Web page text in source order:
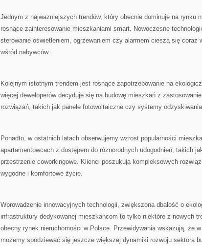
Jednym z najważniejszych trendów, który obecnie ⁤dominuje na rynku
rosnące⁢ zainteresowanie ‌mieszkaniami smart. Nowoczesne
sterowanie oświetleniem, ogrzewaniem czy alarmem cieszą się coraz
wśród nabywców.
Kolejnym istotnym trendem jest⁢ rosnące ⁤zapotrzebowanie⁣ na
więcej deweloperów decyduje się na budowę mieszkań z
rozwiązań, takich jak panele fotowoltaiczne czy systemy‌ odzyskiwania
Ponadto, w ostatnich latach obserwujemy wzrost popularności
apartamentowcach z dostępem do ‌różnorodnych udogodnień, takich‌
przestrzenie coworkingowe. Klienci poszukują kompleksowych
⁤wygodne⁣ i komfortowe życie.
Wprowadzenie innowacyjnych technologii, zwiększona dbałość o
infrastruktury dedykowanej mieszkańcom to tylko niektóre z nowych‌
⁢obecny‍ rynek nieruchomości ‍w Polsce. Przewidywania wskazują, że
⁣możemy‌ spodziewać się jeszcze większej dynamiki rozwoju ‍sektora